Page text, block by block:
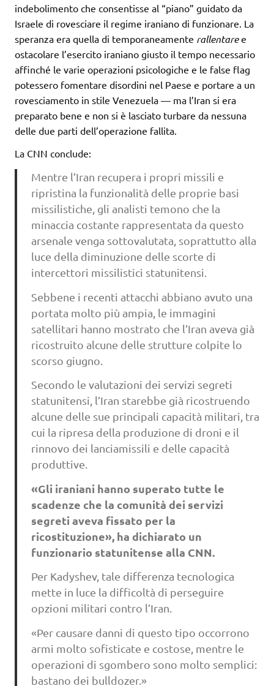
indebolimento che consentisse al “piano” guidato da
Israele di rovesciare il regime iraniano di funzionare. La
speranza era quella di temporaneamente rallentaree
ostacolare l’esercito iraniano giusto il tempo necessario
affinché le varie operazioni psicologiche e le false flag
potessero fomentare disordini nel Paese e portare a un
rovesciamento in stile Venezuela — ma l’Iran si era
preparato bene e non si è lasciato turbare da nessuna
delle due parti dell’operazione fallita.
La CNN conclude:
Mentre l’Iran recupera i propri missili e
ripristina la funzionalità delle proprie basi
missilistiche, gli analisti temono che la
minaccia costante rappresentata da questo
arsenale venga sottovalutata, soprattutto alla
luce della diminuzione delle scorte di
intercettori missilistici statunitensi.
Sebbene i recenti attacchi abbiano avuto una
portata molto più ampia, le immagini
satellitari hanno mostrato che l’Iran aveva già
ricostruito alcune delle strutture colpite lo
scorso giugno.
Secondo le valutazioni dei servizi segreti
statunitensi, l’Iran starebbe già ricostruendo
alcune delle sue principali capacità militari, tra
cui la ripresa della produzione di droni e il
rinnovo dei lanciamissili e delle capacità
produttive.
«Gli iraniani hanno superato tutte le
scadenze che la comunità dei servizi
segreti aveva fissato per la
ricostituzione», ha dichiarato un
funzionario statunitense alla CNN.
Per Kadyshev, tale differenza tecnologica
mette in luce la difficoltà di perseguire
opzioni militari contro l’Iran.
«Per causare danni di questo tipo occorrono
armi molto sofisticate e costose, mentre le
operazioni di sgombero sono molto semplici:
bastano dei bulldozer.»